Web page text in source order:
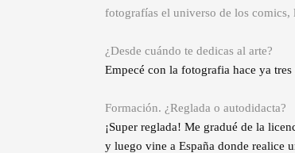
fotografías el universo de los comics,
¿Desde cuándo te dedicas al arte?
Empecé con la fotografia hace ya
Formación. ¿Reglada o autodidacta?
¡Super reglada! Me gradué de la
y luego vine a España donde realice